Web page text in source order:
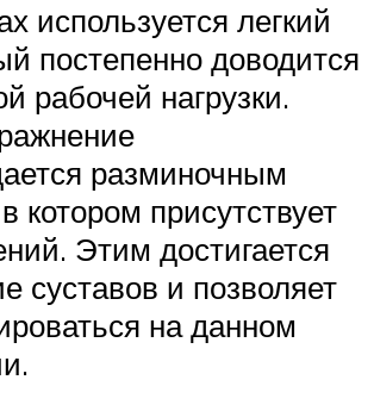
используется легкий
постепенно доводится
рабочей нагрузки.
разминочным
котором присутствует
Этим достигается
суставов и позволяет
на данном